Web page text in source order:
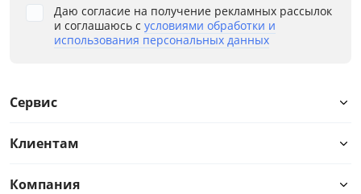
Даю согласие на получение рекламных рассылок
и соглашаюсь с условиями обработки и
использования персональных данных
Сервис
Клиентам
Компания